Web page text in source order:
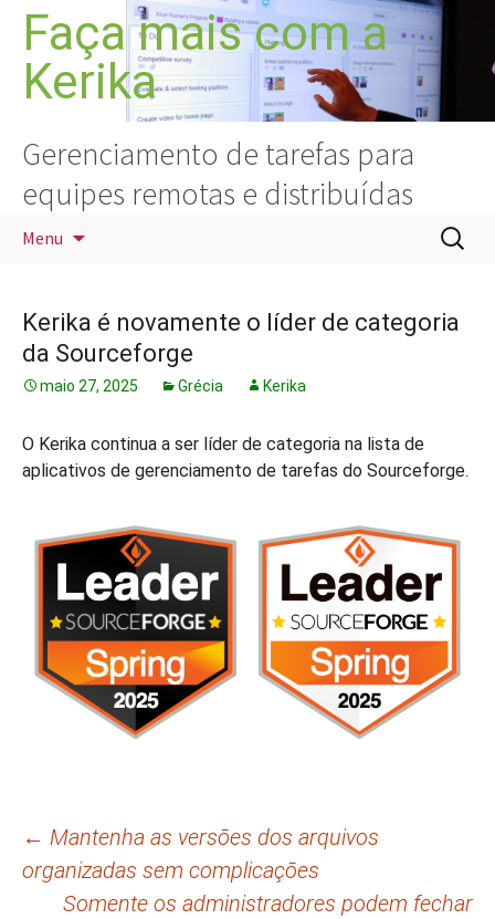
Pular
para
conteúdo
Faça mais com a
Kerika
Gerenciamento de tarefas para
equipes remotas e distribuídas
Menu
por:
Kerika é novamente o líder de categoria
da Sourceforge
maio 27, 2025 Grécia Kerika
O Kerika continua a ser líder de categoria na lista de
aplicativos de gerenciamento de tarefas do Sourceforge.
Navegação
de
← Mantenha as versões dos arquivos
organizadas sem complicações
Somente os administradores podem fechar